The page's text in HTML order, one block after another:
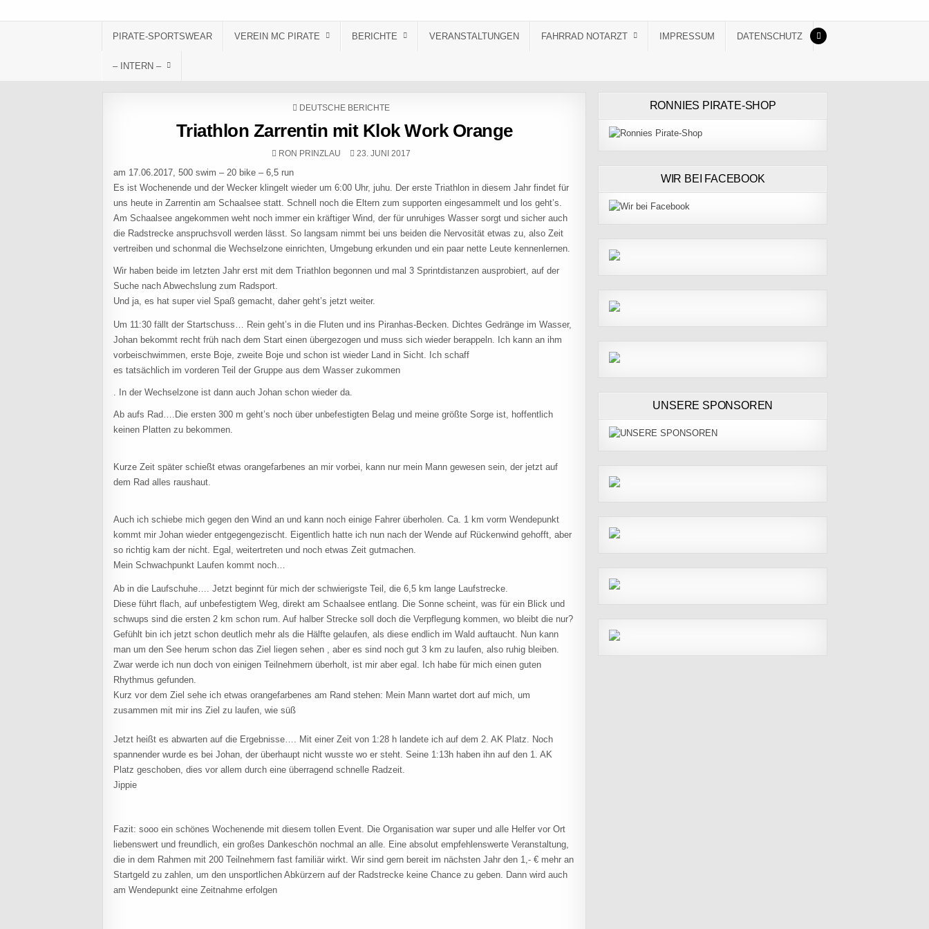
PIRATE-SPORTSWEAR VEREIN MC PIRATE BERICHTE VERANSTALTUNGEN FAHRRAD NOTARZT IMPRESSUM DATENSCHUTZ
– INTERN –
POSTED IN
DEUTSCHE BERICHTE
Triathlon Zarrentin mit Klok Work Orange
AUTHOR:
RON PRINZLAU PUBLISHED DATE:
23. JUNI 2017
am 17.06.2017, 500 swim – 20 bike – 6,5 run
Es ist Wochenende und der Wecker klingelt wieder um 6:00 Uhr, juhu. Der erste Triathlon in diesem Jahr findet für
uns heute in Zarrentin am Schaalsee statt. Schnell noch die Eltern zum supporten eingesammelt und los geht’s.
Am Schaalsee angekommen weht noch immer ein kräftiger Wind, der für unruhiges Wasser sorgt und sicher auch
die Radstrecke anspruchsvoll werden lässt. So langsam nimmt bei uns beiden die Nervosität etwas zu, also Zeit
vertreiben und schonmal die Wechselzone einrichten, Umgebung erkunden und ein paar nette Leute kennenlernen.
Wir haben beide im letzten Jahr erst mit dem Triathlon begonnen und mal 3 Sprintdistanzen ausprobiert, auf der
Suche nach Abwechslung zum Radsport.
Und ja, es hat super viel Spaß gemacht, daher geht’s jetzt weiter.
Um 11:30 fällt der Startschuss… Rein geht’s in die Fluten und ins Piranhas-Becken. Dichtes Gedränge im Wasser,
Johan bekommt recht früh nach dem Start einen übergezogen und muss sich wieder berappeln. Ich kann an ihm
vorbeischwimmen, erste Boje, zweite Boje und schon ist wieder Land in Sicht. Ich schaff
es tatsächlich im vorderen Teil der Gruppe aus dem Wasser zukommen
. In der Wechselzone ist dann auch Johan schon wieder da.
Ab aufs Rad….Die ersten 300 m geht’s noch über unbefestigten Belag und meine größte Sorge ist, hoffentlich
keinen Platten zu bekommen.
Kurze Zeit später schießt etwas orangefarbenes an mir vorbei, kann nur mein Mann gewesen sein, der jetzt auf
dem Rad alles raushaut.
Auch ich schiebe mich gegen den Wind an und kann noch einige Fahrer überholen. Ca. 1 km vorm Wendepunkt
kommt mir Johan wieder entgegengezischt. Eigentlich hatte ich nun nach der Wende auf Rückenwind gehofft, aber
so richtig kam der nicht. Egal, weitertreten und noch etwas Zeit gutmachen.
Mein Schwachpunkt Laufen kommt noch…
Ab in die Laufschuhe…. Jetzt beginnt für mich der schwierigste Teil, die 6,5 km lange Laufstrecke.
Diese führt flach, auf unbefestigtem Weg, direkt am Schaalsee entlang. Die Sonne scheint, was für ein Blick und
schwups sind die ersten 2 km schon rum. Auf halber Strecke soll doch die Verpflegung kommen, wo bleibt die nur?
Gefühlt bin ich jetzt schon deutlich mehr als die Hälfte gelaufen, als diese endlich im Wald auftaucht. Nun kann
man um den See herum schon das Ziel liegen sehen , aber es sind noch gut 3 km zu laufen, also ruhig bleiben.
Zwar werde ich nun doch von einigen Teilnehmern überholt, ist mir aber egal. Ich habe für mich einen guten
Rhythmus gefunden.
Kurz vor dem Ziel sehe ich etwas orangefarbenes am Rand stehen: Mein Mann wartet dort auf mich, um
zusammen mit mir ins Ziel zu laufen, wie süß
Jetzt heißt es abwarten auf die Ergebnisse…. Mit einer Zeit von 1:28 h landete ich auf dem 2. AK Platz. Noch
spannender wurde es bei Johan, der überhaupt nicht wusste wo er steht. Seine 1:13h haben ihn auf den 1. AK
Platz geschoben, dies vor allem durch eine überragend schnelle Radzeit.
Jippie
Fazit: sooo ein schönes Wochenende mit diesem tollen Event. Die Organisation war super und alle Helfer vor Ort
liebenswert und freundlich, ein großes Dankeschön nochmal an alle. Eine absolut empfehlenswerte Veranstaltung,
die in dem Rahmen mit 200 Teilnehmern fast familiär wirkt. Wir sind gern bereit im nächsten Jahr den 1,- € mehr an
Startgeld zu zahlen, um den unsportlichen Abkürzern auf der Radstrecke keine Chance zu geben. Dann wird auch
am Wendepunkt eine Zeitnahme erfolgen
RONNIES PIRATE-SHOP
WIR BEI FACEBOOK
UNSERE SPONSOREN